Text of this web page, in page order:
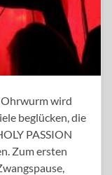
wird
beglücken, die
PASSION
Zum ersten